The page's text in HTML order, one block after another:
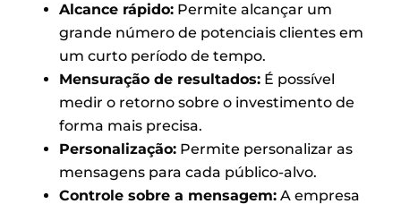
Alcance rápido:Permite alcançar um
grande número de potenciais clientes em
um curto período de tempo.
Mensuração de resultados:É possível
medir o retorno sobre o investimento de
forma mais precisa.
Personalização:Permite personalizar as
mensagens para cada público-alvo.
Controle sobre a mensagem:A empresa